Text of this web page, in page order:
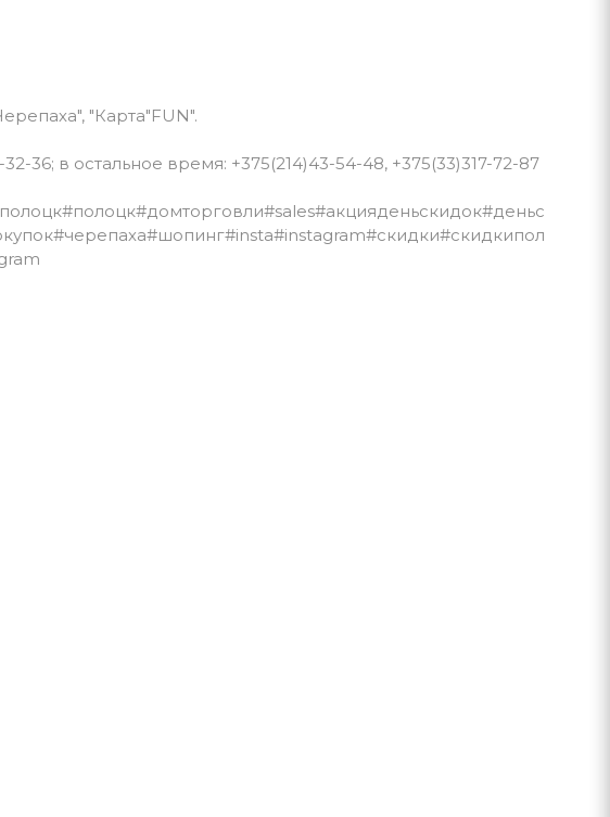
"Карта"FUN".
36; в остальное время: +375(214)43-54-48, +375(33)317-72-87
#полоцк#домторговли#sales#акцияденьскидок#деньс
#черепаха#шопинг#insta#instagram#скидки#скидкипол